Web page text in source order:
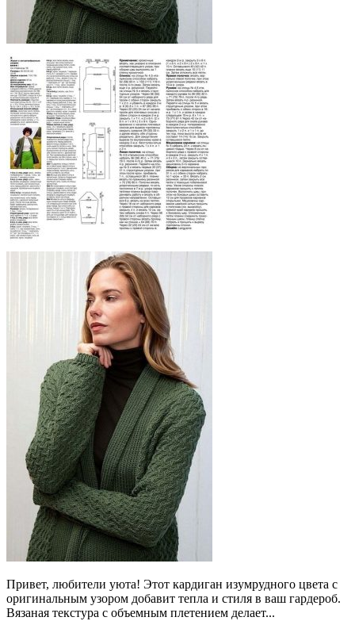
Привет, любители уюта! Этот кардиган изумрудного цвета с
оригинальным узором добавит тепла и стиля в ваш гардероб.
Вязаная текстура с объемным плетением делает...